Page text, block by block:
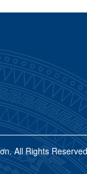
All Rights Reserved